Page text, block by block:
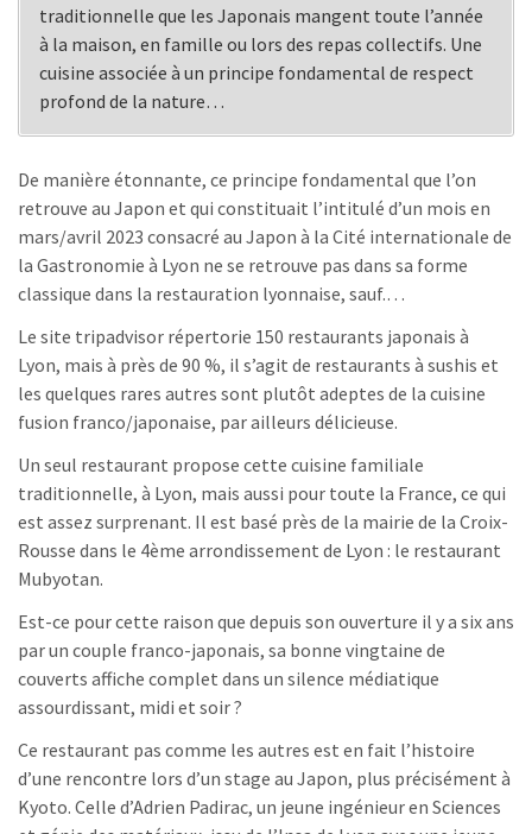
traditionnelle que les Japonais mangent toute l’année
à la maison, en famille ou lors des repas collectifs. Une
cuisine associée à un principe fondamental de respect
profond de la nature…
De manière étonnante, ce principe fondamental que l’on
retrouve au Japon et qui constituait l’intitulé d’un mois en
mars/avril 2023 consacré au Japon à la Cité internationale de
la Gastronomie à Lyon ne se retrouve pas dans sa forme
classique dans la restauration lyonnaise, sauf.…
Le site tripadvisor répertorie 150 restaurants japonais à
Lyon, mais à près de 90 %, il s’agit de restaurants à sushis et
les quelques rares autres sont plutôt adeptes de la cuisine
fusion franco/japonaise, par ailleurs délicieuse.
Un seul restaurant propose cette cuisine familiale
traditionnelle, à Lyon, mais aussi pour toute la France, ce qui
est assez surprenant. Il est basé près de la mairie de la Croix-
Rousse dans le 4ème arrondissement de Lyon : le restaurant
Mubyotan.
Est-ce pour cette raison que depuis son ouverture il y a six ans
par un couple franco-japonais, sa bonne vingtaine de
couverts affiche complet dans un silence médiatique
assourdissant, midi et soir ?
Ce restaurant pas comme les autres est en fait l’histoire
d’une rencontre lors d’un stage au Japon, plus précisément à
Kyoto. Celle d’Adrien Padirac, un jeune ingénieur en Sciences